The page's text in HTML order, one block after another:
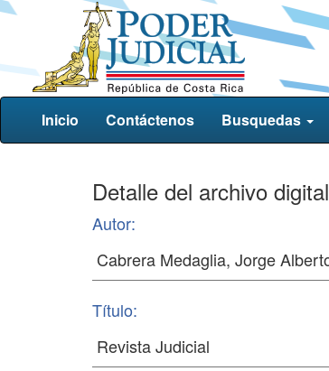
Inicio Contáctenos Busquedas
Detalle del archivo digital
Autor:
Título: